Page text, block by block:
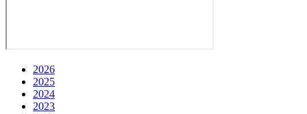
2026
2025
2024
2023